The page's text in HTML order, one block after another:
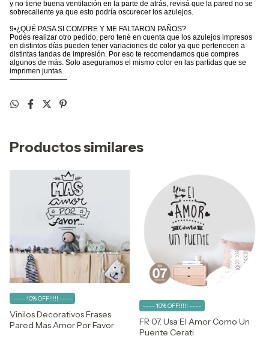
y no tiene buena ventilación en la parte de atrás, revisá que la pared no se
sobrecaliente ya que esto podría oscurecer los azulejos.
9•¿QUÉ PASA SI COMPRE Y ME FALTARON PAÑOS?
Podés realizar otro pedido, pero tené en cuenta que los azulejos impresos
en distintos días pueden tener variaciones de color ya que pertenecen a
distintas tandas de impresión. Por eso te recomendamos que compres
algunos de más. Solo aseguramos el mismo color en las partidas que se
imprimen juntas.
————————
Productos similares
Vinilos Decorativos Frases
Pared Mas Amor Por Favor
---- 10% OFF!!!!! ----
FR 07. Usa El Amor Como Un
Puente Cerati
---- 10% OFF!!!!! ----